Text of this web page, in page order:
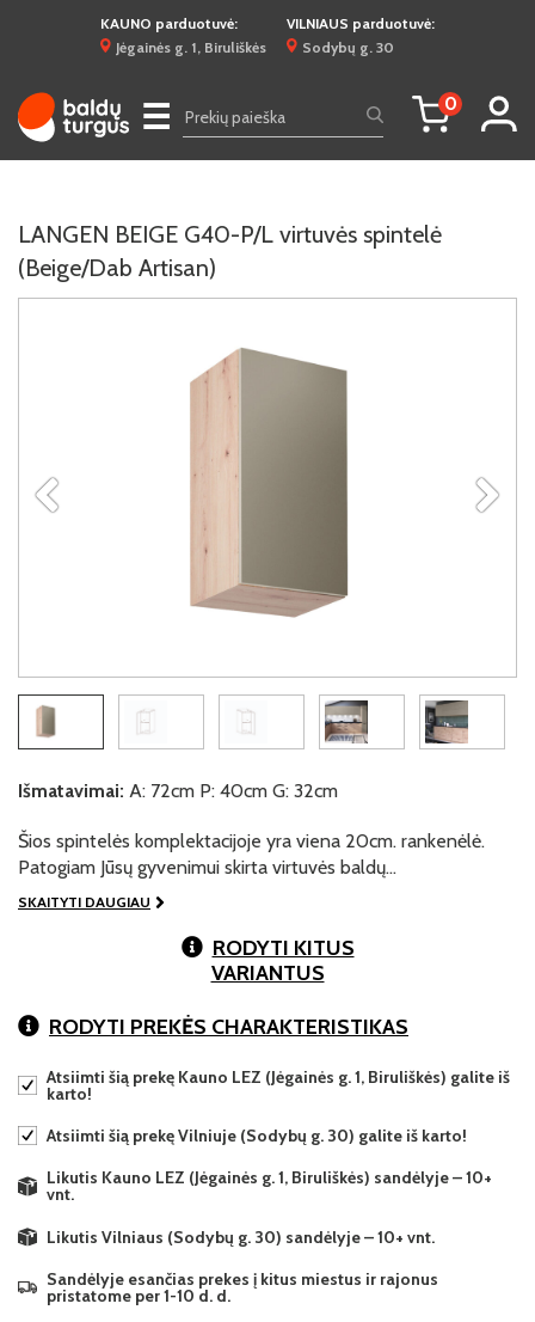
KAUNO parduotuvė:
Jėgainės g. 1, Biruliškės
VILNIAUS parduotuvė:
Sodybų g. 30
☰ 0
LANGEN BEIGE G40-P/L virtuvės spintelė
(Beige/Dab Artisan)
Išmatavimai: A: 72cm P: 40cm G: 32cm
Šios spintelės komplektacijoje yra viena 20cm. rankenėlė.
Patogiam Jūsų gyvenimui skirta virtuvės baldų…
SKAITYTI DAUGIAU
RODYTI KITUS
VARIANTUS
RODYTI PREKĖS CHARAKTERISTIKAS
Atsiimti šią prekę Kauno LEZ (Jėgainės g. 1, Biruliškės) galite iš
karto!
Atsiimti šią prekę Vilniuje (Sodybų g. 30) galite iš karto!
Likutis Kauno LEZ (Jėgainės g. 1, Biruliškės) sandėlyje – 10+
vnt.
Likutis Vilniaus (Sodybų g. 30) sandėlyje – 10+ vnt.
Sandėlyje esančias prekes į kitus miestus ir rajonus
pristatome per 1-10 d. d.